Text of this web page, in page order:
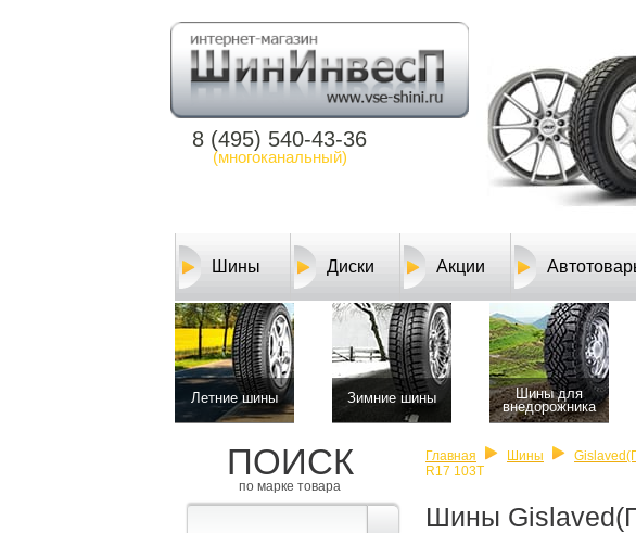
8 (495) 540-43-36
(многоканальный)
Шины Диски Акции
Летние шины Зимние шины
Шины для
внедорожника
ПОИСК
по марке товара
Главная Шины
R17 103T
Шины